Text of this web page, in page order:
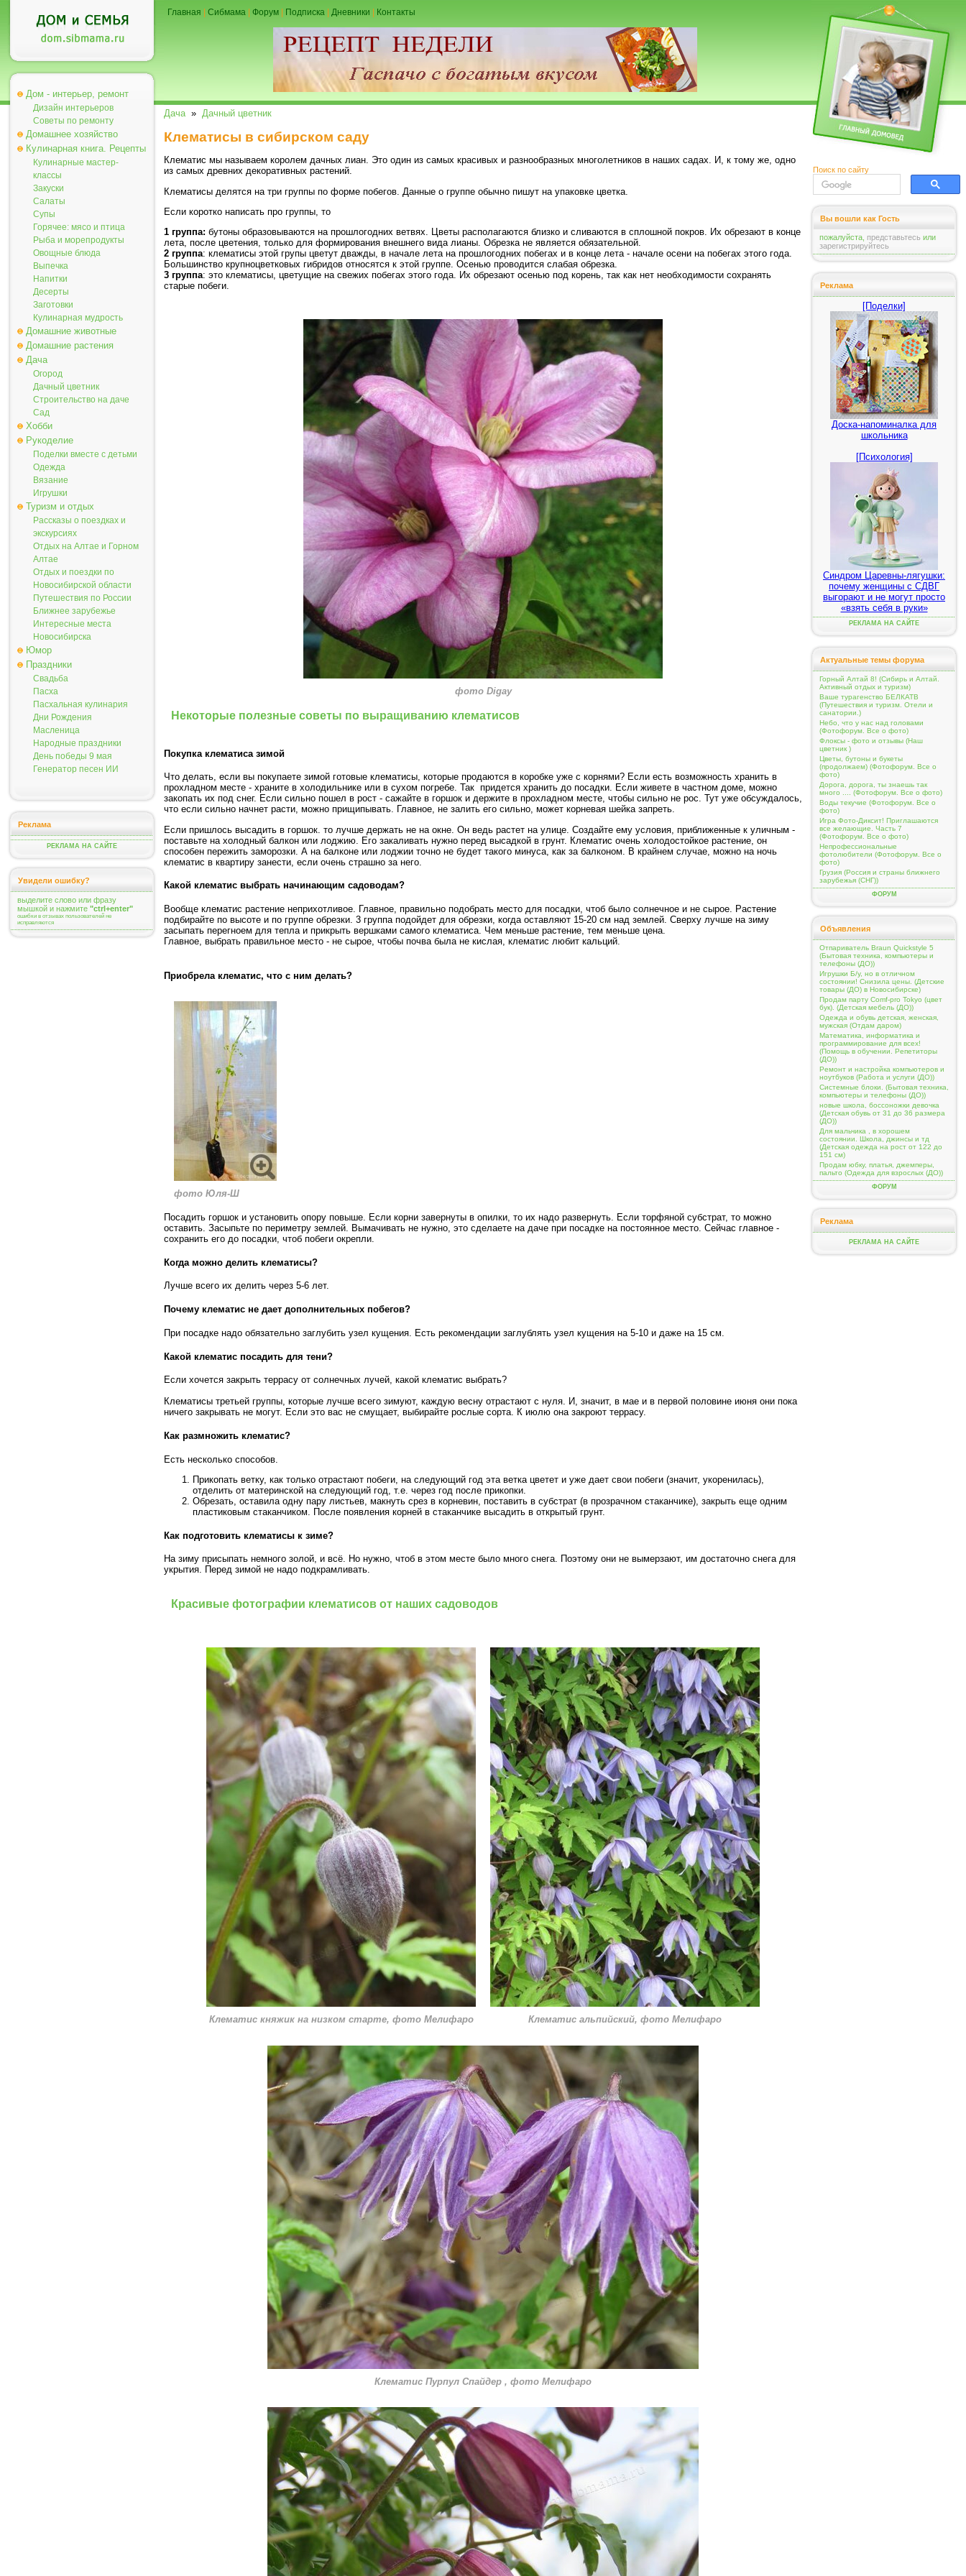
Дом - интерьер, ремонт
Дизайн интерьеров
Советы по ремонту
Домашнее хозяйство
Кулинарная книга. Рецепты
Кулинарные мастер-
классы
Закуски
Салаты
Супы
Горячее: мясо и птица
Рыба и морепродукты
Овощные блюда
Выпечка
Напитки
Десерты
Заготовки
Кулинарная мудрость
Домашние животные
Домашние растения
Дача
Огород
Дачный цветник
Строительство на даче
Сад
Хобби
Рукоделие
Поделки вместе с детьми
Одежда
Вязание
Игрушки
Туризм и отдых
Рассказы о поездках и
экскурсиях
Отдых на Алтае и Горном
Алтае
Отдых и поездки по
Новосибирской области
Путешествия по России
Ближнее зарубежье
Интересные места
Новосибирска
Юмор
Праздники
Свадьба
Пасха
Пасхальная кулинария
Дни Рождения
Масленица
Народные праздники
День победы 9 мая
Генератор песен ИИ
Реклама
РЕКЛАМА НА САЙТЕ
Увидели ошибку?
выделите слово или фразу
мышкой и нажмите "ctrl+enter"
ошибки в отзывах пользователей не
исправляются
Главная Сибмама Форум Подписка Дневники Контакты
Дача» Дачный цветник
Клематисы в сибирском саду
Клематис мы называем королем дачных лиан. Это один из самых красивых и разнообразных многолетников в наших садах. И, к тому же, одно
из самых древних декоративных растений.
Клематисы делятся на три группы по форме побегов. Данные о группе обычно пишут на упаковке цветка.
Если коротко написать про группы, то
1 группа: бутоны образовываются на прошлогодних ветвях. Цветы располагаются близко и сливаются в сплошной покров. Их обрезают в конце
лета, после цветения, только для формирования внешнего вида лианы. Обрезка не является обязательной.
2 группа: клематисы этой групы цветут дважды, в начале лета на прошлогодних побегах и в конце лета - начале осени на побегах этого года.
Большинство крупноцветковых гибридов относятся к этой группе. Осенью проводится слабая обрезка.
3 группа: это клематисы, цветущие на свежих побегах этого года. Их обрезают осенью под корень, так как нет необходимости сохранять
старые побеги.
фото Digay
Некоторые полезные советы по выращиванию клематисов
Покупка клематиса зимой
Что делать, если вы покупаете зимой готовые клематисы, которые продаются в коробке уже с корнями? Если есть возможность хранить в
прохладном месте - храните в холодильнике или в сухом погребе. Так придется хранить до посадки. Если живете в частном доме, можно
закопать их под снег. Если сильно пошел в рост - сажайте в горшок и держите в прохладном месте, чтобы сильно не рос. Тут уже обсуждалось,
что если сильно начнет расти, можно прищипывать. Главное, не залить его сильно, может корневая шейка запреть.
Если пришлось высадить в горшок. то лучше держать не на окне. Он ведь растет на улице. Создайте ему условия, приближенные к уличным -
поставьте на холодный балкон или лоджию. Его закаливать нужно перед высадкой в грунт. Клематис очень холодостойкое растение, он
способен пережить заморозки. А на балконе или лоджии точно не будет такого минуса, как за балконом. В крайнем случае, можно на ночь
клематис в квартиру занести, если очень страшно за него.
Какой клематис выбрать начинающим садоводам?
Вообще клематис растение неприхотливое. Главное, правильно подобрать место для посадки, чтоб было солнечное и не сырое. Растение
подбирайте по высоте и по группе обрезки. 3 группа подойдет для обрезки, когда оставляют 15-20 см над землей. Сверху лучше на зиму
засыпать перегноем для тепла и прикрыть вершками самого клематиса. Чем меньше растение, тем меньше цена.
Главное, выбрать правильное место - не сырое, чтобы почва была не кислая, клематис любит кальций.
Приобрела клематис, что с ним делать?
фото Юля-Ш
Посадить горшок и установить опору повыше.
Если корни завернуты в опилки, то их надо развернуть. Если торфяной субстрат, то можно
оставить. Засыпьте по периметру землей. Вымачивать не нужно, это сделаете на даче при посадке на постоянное место. Сейчас главное -
сохранить его до посадки, чтоб побеги окрепли.
Когда можно делить клематисы?
Лучше всего их делить через 5-6 лет.
Почему клематис не дает дополнительных побегов?
При посадке надо обязательно заглубить узел кущения. Есть рекомендации заглублять узел кущения на 5-10 и даже на 15 см.
Какой клематис посадить для тени?
Если хочется закрыть террасу от солнечных лучей, какой клематис выбрать?
Клематисы третьей группы, которые лучше всего зимуют, каждую весну отрастают с нуля. И, значит, в мае и в первой половине июня они пока
ничего закрывать не могут. Если это вас не смущает, выбирайте рослые сорта. К июлю она закроют террасу.
Как размножить клематис?
Есть несколько способов.
Прикопать ветку, как только отрастают побеги, на следующий год эта ветка цветет и уже дает свои побеги (значит, укоренилась),
отделить от материнской на следующий год, т.е. через год после прикопки.
Обрезать, оставила одну пару листьев, макнуть срез в корневин, поставить в субстрат (в прозрачном стаканчике), закрыть еще одним
пластиковым стаканчиком. После появления корней в стаканчике высадить в открытый грунт.
Как подготовить клематисы к зиме?
На зиму присыпать немного золой, и всё. Но нужно, чтоб в этом месте было много снега. Поэтому они не вымерзают, им достаточно снега для
укрытия. Перед зимой не надо подкрамливать.
Красивые фотографии клематисов от наших садоводов
Клематис княжик на низком старте, фото Мелифаро Клематис альпийский, фото Мелифаро
Клематис Пурпул Спайдер , фото Мелифаро
Поиск по сайту
Вы вошли как Гость
пожалуйста, представьтесь или
зарегистрируйтесь
Реклама
[Поделки]
Доска-напоминалка для
школьника
[Психология]
Синдром Царевны-лягушки:
почему женщины с СДВГ
выгорают и не могут просто
«взять себя в руки»
РЕКЛАМА НА САЙТЕ
Актуальные темы форума
Горный Алтай 8! (Сибирь и Алтай.
Активный отдых и туризм)
Ваше турагенство БЕЛКАТВ
(Путешествия и туризм. Отели и
санатории.)
Небо, что у нас над головами
(Фотофорум. Все о фото)
Флоксы - фото и отзывы (Наш
цветник )
Цветы, бутоны и букеты
(продолжаем) (Фотофорум. Все о
фото)
Дорога, дорога, ты знаешь так
много .... (Фотофорум. Все о фото)
Воды текучие (Фотофорум. Все о
фото)
Игра Фото-Диксит! Приглашаются
все желающие. Часть 7
(Фотофорум. Все о фото)
Непрофессиональные
фотолюбители (Фотофорум. Все о
фото)
Грузия (Россия и страны ближнего
зарубежья (СНГ))
ФОРУМ
Объявления
Отпариватель Braun Quickstyle 5
(Бытовая техника, компьютеры и
телефоны (ДО))
Игрушки Б/у, но в отличном
состоянии! Снизила цены. (Детские
товары (ДО) в Новосибирске)
Продам парту Comf-pro Tokyo (цвет
бук). (Детская мебель (ДО))
Одежда и обувь детская, женская,
мужская (Отдам даром)
Математика, информатика и
программирование для всех!
(Помощь в обучении. Репетиторы
(ДО))
Ремонт и настройка компьютеров и
ноутбуков (Работа и услуги (ДО))
Системные блоки. (Бытовая техника,
компьютеры и телефоны (ДО))
новые школа, боссоножки девочка
(Детская обувь от 31 до 36 размера
(ДО))
Для мальчика , в хорошем
состоянии. Школа, джинсы и тд
(Детская одежда на рост от 122 до
151 см)
Продам юбку, платья, джемперы,
пальто (Одежда для взрослых (ДО))
ФОРУМ
Реклама
РЕКЛАМА НА САЙТЕ